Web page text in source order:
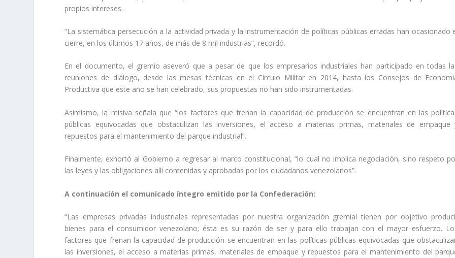
propios intereses.
“La sistemática persecución a la actividad privada y la instrumentación de políticas públicas erradas han ocasionado
cierre, en los últimos 17 años, de más de 8 mil industrias”, recordó.
En el documento, el gremio aseveró que a pesar de que los empresarios industriales han participado en todas
reuniones de diálogo, desde las mesas técnicas en el Círculo Militar en 2014, hasta los Consejos de
Productiva que este año se han celebrado, sus propuestas no han sido instrumentadas.
Asimismo, la misiva señala que “los factores que frenan la capacidad de producción se encuentran en las
públicas equivocadas que obstaculizan las inversiones, el acceso a materias primas, materiales de empaque
repuestos para el mantenimiento del parque industrial”.
Finalmente, exhortó al Gobierno a regresar al marco constitucional, “lo cual no implica negociación, sino respeto
las leyes y las obligaciones allí contenidas y aprobadas por los ciudadanos venezolanos”.
A continuación el comunicado íntegro emitido por la Confederación:
“Las empresas privadas industriales representadas por nuestra organización gremial tienen por objetivo
bienes para el consumidor venezolano; ésta es su razón de ser y para ello trabajan con el mayor esfuerzo.
factores que frenan la capacidad de producción se encuentran en las políticas públicas equivocadas que
las inversiones, el acceso a materias primas, materiales de empaque y repuestos para el mantenimiento del